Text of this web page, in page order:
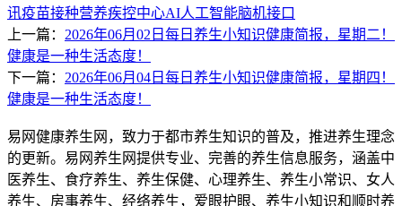
讯疫苗接种营养疾控中心AI人工智能脑机接口
上一篇： 2026年06月02日每日养生小知识健康简报，星期二！
健康是一种生活态度！
下一篇： 2026年06月04日每日养生小知识健康简报，星期四！
健康是一种生活态度！
易网健康养生网，致力于都市养生知识的普及，推进养生理念
的更新。易网养生网提供专业、完善的养生信息服务，涵盖中
医养生、食疗养生、养生保健、心理养生、养生小常识、女人
养生、房事养生、经络养生，爱眼护眼、养生小知识和顺时养